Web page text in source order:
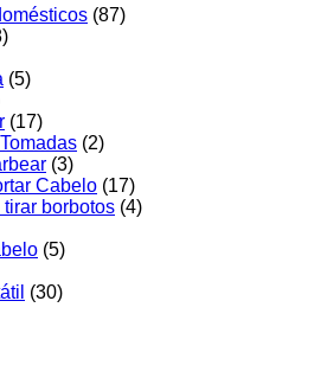
(87)
(5)
(17)
(2)
(3)
Cabelo (17)
borbotos (4)
(5)
(30)